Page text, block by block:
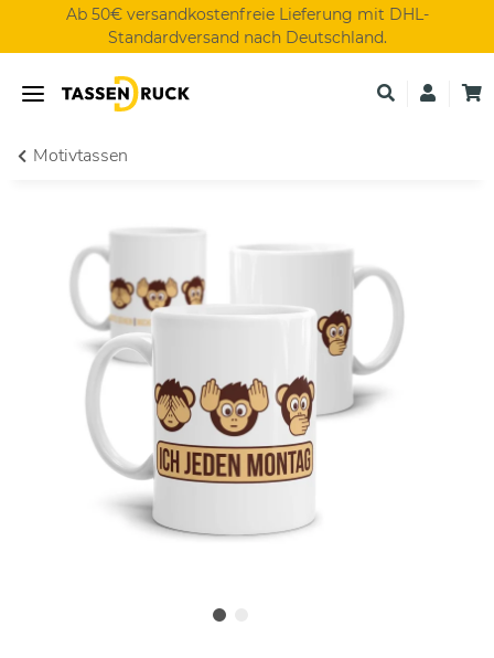
Ab 50€ versandkostenfreie Lieferung mit DHL-
Standardversand nach Deutschland.
Motivtassen